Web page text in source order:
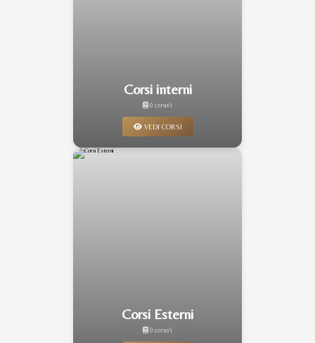
Corsi interni
0 corso/i
VEDI CORSI
Corsi Esterni
0 corso/i